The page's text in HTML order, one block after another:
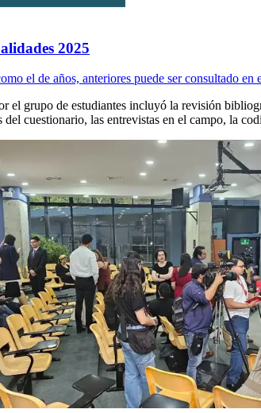
2025
el de años, anteriores puede ser consultado
el grupo de estudiantes incluyó la revisión
del cuestionario, las entrevistas en el campo, la